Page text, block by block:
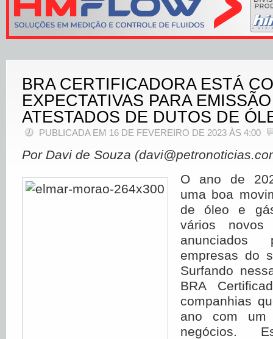
BRA CERTIFICADORA ESTÁ
EXPECTATIVAS PARA
ATESTADOS DE DUTOS DE
PUBLICADA EM 16 DE FEVEREIRO DE 2023 ÀS 4:00
Por Davi de Souza
O ano de
uma boa
de óleo e
vários novos
anunciados
empresas do
Surfando
BRA
companhias
ano com um
negócios.